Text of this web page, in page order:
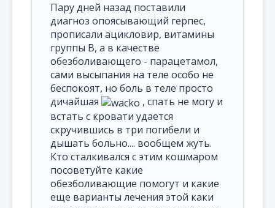
Пару дней назад поставили
диагноз опоясывающий герпес,
прописали ацикловир, витамины
группы В, а в качестве
обезболивающего - парацетамол,
сами высыпания на теле особо не
беспокоят, но боль в теле просто
дичайшая
, спать не могу и
встать с кровати удается
скручившись в три погибели и
дышать больно.... вообщем жуть.
Кто сталкивался с этим кошмаром
посоветуйте какие
обезболивающие помогут и какие
еще варианты лечения этой каки